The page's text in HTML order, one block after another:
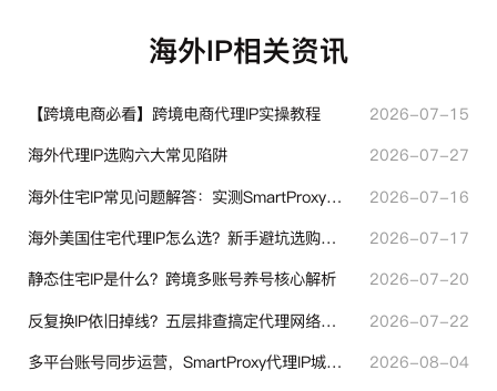
海外IP相关资讯
【跨境电商必看】跨境电商代理IP实操教程
2026-07-15
海外代理IP选购六大常见陷阱
2026-07-27
海外住宅IP常见问题解答：实测SmartProxy使用经验分享
2026-07-16
海外美国住宅代理IP怎么选？新手避坑选购指南
2026-07-17
静态住宅IP是什么？跨境多账号养号核心解析
2026-07-20
反复换IP依旧掉线？五层排查搞定代理网络异常
2026-07-22
多平台账号同步运营，SmartProxy代理IP城市定位功能有哪些实用价值
2026-08-04